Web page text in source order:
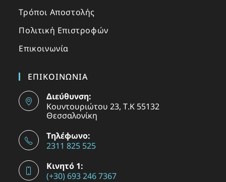
Τρόποι Αποστολής
Πολιτική Επιστροφών
Επικοινωνία
ΕΠΙΚΟΙΝΩΝΙΑ
Διεύθυνση:
Κουντουριώτου 23, Τ.Κ 55132
Θεσσαλονίκη
Τηλέφωνο:
2311 825 525
Κινητό 1:
(+30) 693 246 7367